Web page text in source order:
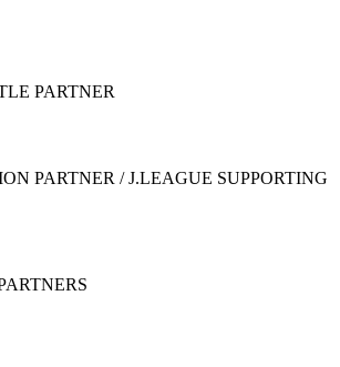
PARTNER
PARTNER / J.LEAGUE SUPPORTING